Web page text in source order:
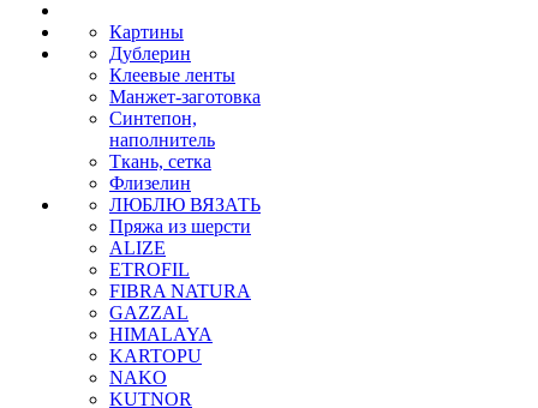
Картины
Дублерин
Клеевые ленты
Манжет-заготовка
Синтепон,
наполнитель
Ткань, сетка
Флизелин
ЛЮБЛЮ ВЯЗАТЬ
Пряжа из шерсти
ALIZE
ETROFIL
FIBRA NATURA
GAZZAL
HIMALAYA
KARTOPU
NAKO
KUTNOR